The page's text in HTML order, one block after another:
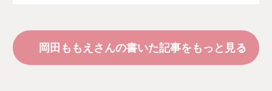
岡田ももえさんの書いた記事をもっと見る